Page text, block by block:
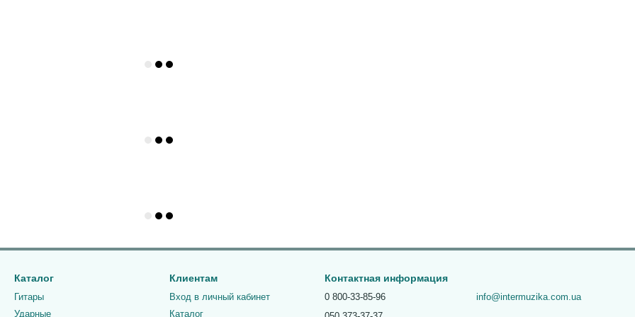
Каталог
Гитары
Ударные
Клиентам
Вход в личный кабинет
Каталог
Контактная информация
0 800-33-85-96
info@intermuzika.com.ua